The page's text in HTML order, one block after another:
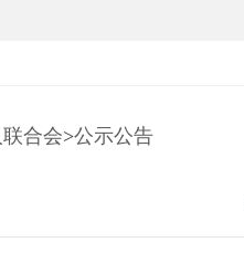
合会>公示公告